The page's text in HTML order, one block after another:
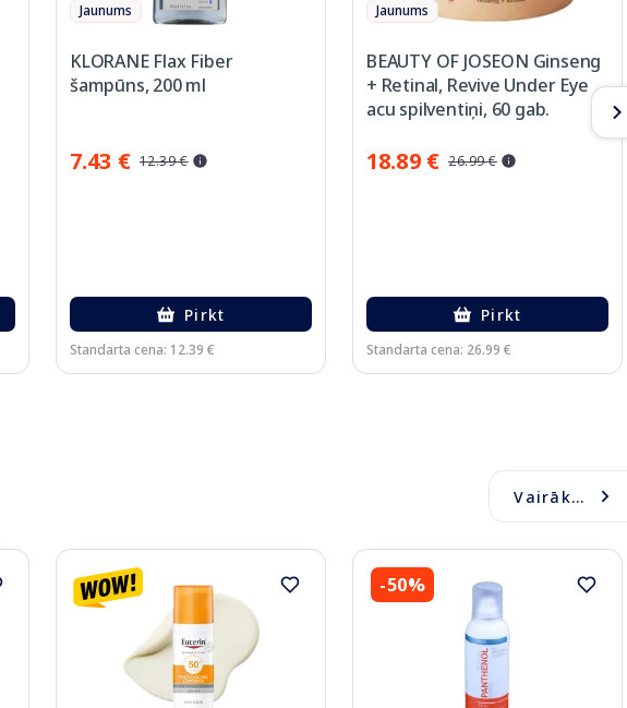
Jaunums
KLORANE Flax Fiber
šampūns, 200 ml
7.43 € 12.39 €
Pirkt
Standarta cena: 12.39 €
Jaunums
BEAUTY OF JOSEON Ginseng
+ Retinal, Revive Under Eye
acu spilventiņi, 60 gab.
18.89 € 26.99 €
Pirkt
Standarta cena: 26.99 €
Vairāk...
-50%